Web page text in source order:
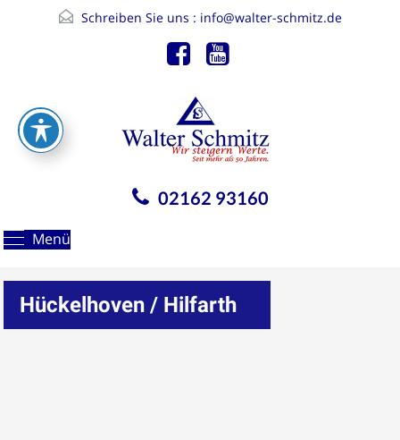
Schreiben Sie uns : info@walter-schmitz.de
02162 93160
Menü
Hückelhoven / Hilfarth